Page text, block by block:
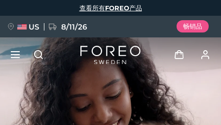
查看所有FOREO产品
US 8/11/26 畅销品
用户信息
新品
BREAKING NEWS
语言